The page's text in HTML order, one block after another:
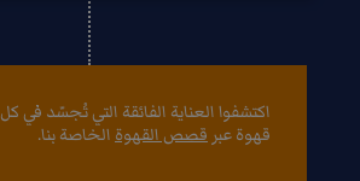
اكتشفوا العناية الفائقة التي تُجسّد في كل
قهوة عبر قصص القهوةالخاصة بنا.